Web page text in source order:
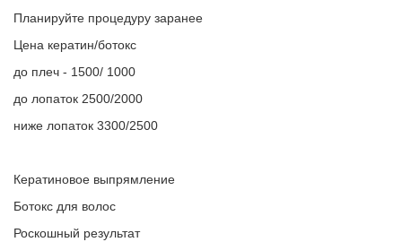
Планируйте процедуру заранее
Цена кератин/ботокс
до плеч - 1500/ 1000
до лопаток 2500/2000
ниже лопаток 3300/2500
Кератиновое выпрямление
Ботокс для волос
Роскошный результат